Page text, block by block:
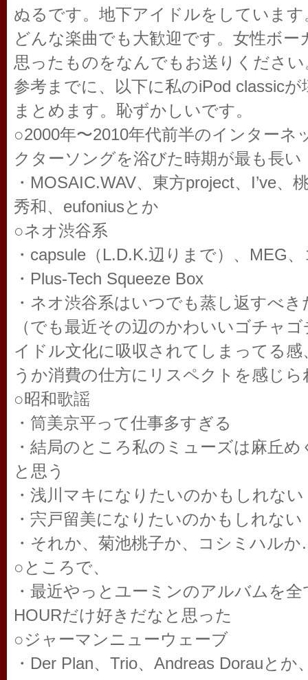
ぬるです。地下アイドルをしています
どんな楽曲でも大歓迎です。女性ボ
思ったものをなんでもお送りください
参考までに、以下に私のiPod classic
まとめます。恥ずかしいです。
○2000年〜2010年代前半のインターネ
クターソングを浴びた時期が最も長い
・MOSAIC.WAV、東方project、I’ve、
秀和、eufoniusとか
○ネオ渋谷系
・capsule（L.D.K.辺りまで）、MEG
・Plus-Tech Squeeze Box
・ネオ渋谷系はいつでも蒸し返すべ
（でも最近その辺のかわいいゴチャ
イドル文化に吸収されてしまってる
うか消費の仕方にリスペクトを感じ
○昭和歌謡
・筒美京平って仕事多すぎる
・結局のところ私のミューズは麻丘
と思う
・浅川マキになりたいのかもしれない
・宍戸留美になりたいのかもしれない
・それか、菊池桃子か、コシミハル
○ところで、
・最近やっとユーミンのアルバムを
HOURだけ好きだなと思った
○ジャーマンニューウェーブ
・Der Plan、Trio、Andreas Dorauと